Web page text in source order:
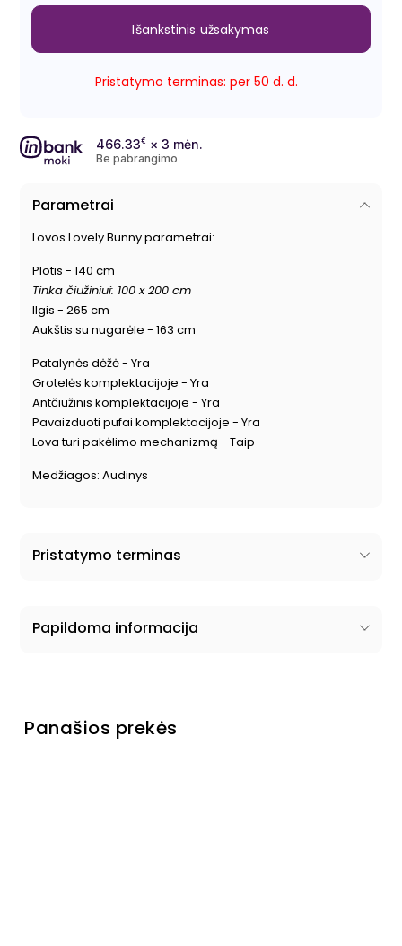
Pristatymo terminas: per 50 d. d.
Išankstinis užsakymas
466.33€ × 3 mėn.
Be pabrangimo
Parametrai
Lovos Lovely Bunny parametrai:
Plotis - 140 cm
Tinka čiužiniui: 100 x 200 cm
Ilgis - 265 cm
Aukštis su nugarėle - 163 cm
Patalynės dėžė - Yra
Grotelės komplektacijoje - Yra
Antčiužinis komplektacijoje - Yra
Pavaizduoti pufai komplektacijoje - Yra
Lova turi pakėlimo mechanizmą - Taip
Medžiagos: Audinys
Pristatymo terminas
Papildoma informacija
Panašios prekės